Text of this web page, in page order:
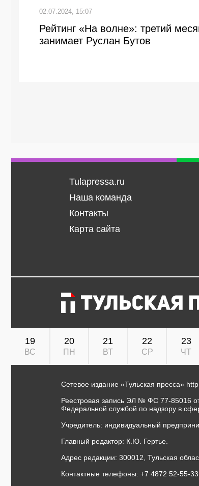
02.07.2024, 15:07
Рейтинг «На волне»: третий
занимает Руслан Бутов
Tulapressa.ru
Наша команда
Контакты
Карта сайта
19
ВС
20
ПН
21
ВТ
22
СР
23
ЧТ
Сетевое издание «Тульская пресса»
Реестровая запись ЭЛ № ФС 77-85016
Федеральной службой по надзору в
Учредитель: индивидуальный
Главный редактор: К.Ю. Гертье.
Адрес редакции: 300012, Тульская
Контактные телефоны: +7 4872 52-55-